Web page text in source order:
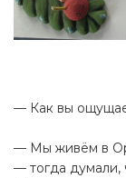
— Как вы
— Мы живём в
— тогда думали,